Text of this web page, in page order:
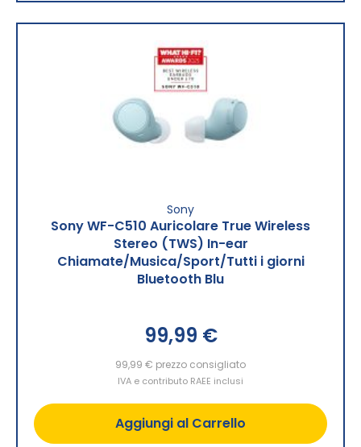
Sony
Sony WF-C510 Auricolare True Wireless
Stereo (TWS) In-ear
Chiamate/Musica/Sport/Tutti i giorni
Bluetooth Blu
99,99 €
99,99 € prezzo consigliato
IVA e contributo RAEE inclusi
Aggiungi al Carrello